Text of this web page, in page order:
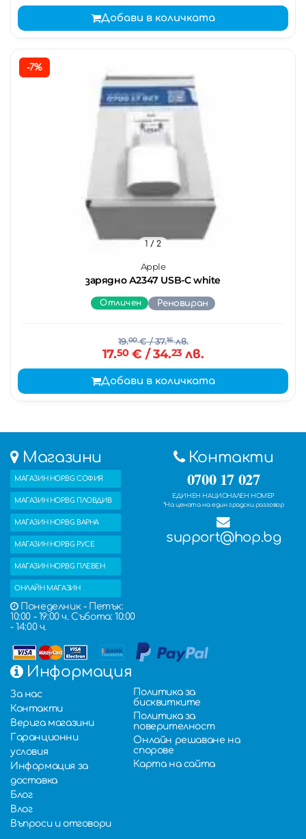
Добави в количката
-7%
Apple
зарядно А2347 USB-C white
1 / 2
Отличен Реновиран
19.00€/ 37.16лв.
17.50€ / 34.23 лв.
Добави в количката
Магазини
МАГАЗИН HOP.BG СОФИЯ
МАГАЗИН HOP.BG ПЛОВДИВ
МАГАЗИН HOP.BG ВАРНА
МАГАЗИН HOP.BG РУСЕ
МАГАЗИН HOP.BG ПЛЕВЕН
ОНЛАЙН МАГАЗИН
Понеделник - Петък:
10:00 - 19:00 ч. Събота: 10:00
- 14:00 ч.
Контакти
0700 17 027
ЕДИНЕН НАЦИОНАЛЕН НОМЕР
*На цената на един градски разговор
support@hop.bg
Информация
За нас
Контакти
Верига магазини
Гаранционни
условия
Информация за
доставка
Блог
Влог
Въпроси и отговори
Политика за
бисквитките
Политика за
поверителност
Онлайн решаване на
спорове
Карта на сайта